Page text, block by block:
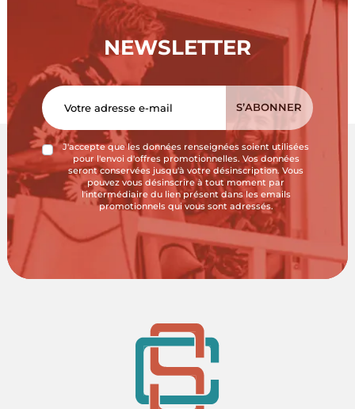
NEWSLETTER
J'accepte que les données renseignées soient utilisées
pour l'envoi d'offres promotionnelles. Vos données
seront conservées jusqu'à votre désinscription. Vous
pouvez vous désinscrire à tout moment par
l'intermédiaire du lien présent dans les emails
promotionnels qui vous sont adressés.